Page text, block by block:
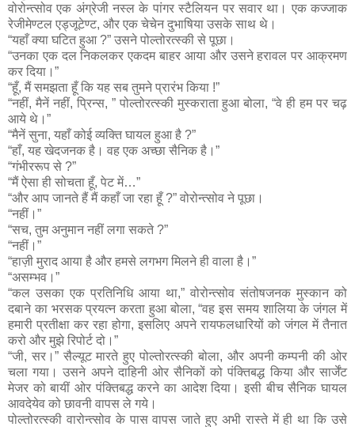
वोरोन्त्सोव एक अंग्रेजी नस्ल के पांगर स्टैलियन पर सवार था। एक कज्जाक
रेजीमेण्टल एड्जूटेण्ट, और एक चेचेन दुभाषिया उसके साथ थे।
“यहाँ क्या घटित हुआ ?” उसने पोल्तोरत्स्की से पूछा।
“उनका एक दल निकलकर एकदम बाहर आया और उसने हरावल पर आक्रमण
कर दिया।”
“हूँ, मैं समझता हूँ कि यह सब तुमने प्रारंभ किया !”
“नहीं, मैनें नहीं, प्रिन्स, ” पोल्तोरत्स्की मुस्कराता हुआ बोला, “वे ही हम पर चढ़
आये थे।”
“मैनें सुना, यहाँ कोई व्यक्ति घायल हुआ है ?”
“हाँ, यह खेदजनक है। वह एक अच्छा सैनिक है।”
“गंभीररूप से ?”
“मैं ऐसा ही सोचता हूँ, पेट में…”
“और आप जानते हैं मैं कहाँ जा रहा हूँ ?” वोरोन्त्सोव ने पूछा।
“नहीं।”
“सच, तुम अनुमान नहीं लगा सकते ?”
“नहीं।”
“हाज़ी मुराद आया है और हमसे लगभग मिलने ही वाला है।”
“असम्भव।”
“कल उसका एक प्रतिनिधि आया था,” वोरोन्त्सोव संतोषजनक मुस्कान को
दबाने का भरसक प्रयत्न करता हुआ बोला, “वह इस समय शालिया के जंगल में
हमारी प्रतीक्षा कर रहा होगा, इसलिए अपने रायफलधारियों को जंगल में तैनात
करो और मुझे रिपोर्ट दो।”
“जी, सर।” सैल्यूट मारते हुए पोल्तोरत्स्की बोला, और अपनी कम्पनी की ओर
चला गया। उसने अपने दाहिनी ओर सैनिकों को पंक्तिबद्ध किया और सार्जेंट
मेजर को बायीं ओर पंक्तिबद्ध करने का आदेश दिया। इसी बीच सैनिक घायल
आवदेयेव को छावनी वापस ले गये।
पोल्तोरत्स्की वारोन्त्सोव के पास वापस जाते हुए अभी रास्ते में ही था कि उसे